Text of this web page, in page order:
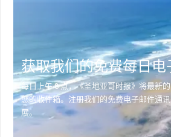
获取我们的免费每日电
每日上午 8 点，《圣地亚哥时报》将最新
您的收件箱。注册我们的免费电子邮件通
展。